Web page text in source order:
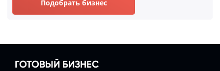
Подобрать бизнес
ГОТОВЫЙ БИЗНЕС